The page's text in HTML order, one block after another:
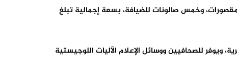
ملعب “الأمير مولاي عبد الله”، الذي تبلغ سعته الإجمالية 68 ألفا و700 مقعد، ثلاثة أنواع من فضاءات الضيافة. ويضم 110 مقصورات، وخمس صالونات للضيافة، بسعة إجمالية تبلغ
ويوفر للصحافيين ووسائل الإعلام الآليات اللوجيستية